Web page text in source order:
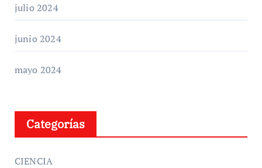
julio 2024
junio 2024
mayo 2024
Categorías
CIENCIA